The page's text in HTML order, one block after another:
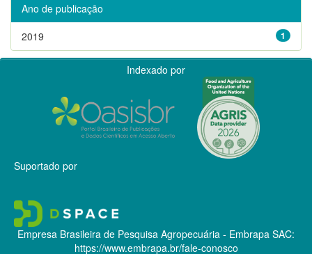
Ano de publicação
1
2019
Indexado por
Suportado por
Empresa Brasileira de Pesquisa Agropecuária - Embrapa SAC:
https://www.embrapa.br/fale-conosco